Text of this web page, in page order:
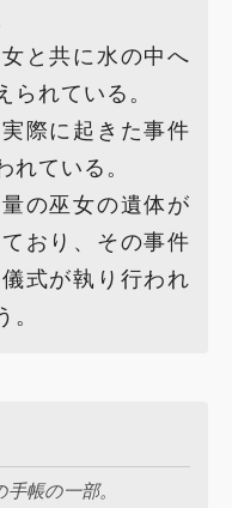
と共に水の中へ
られている。
際に起きた事件
れている。
の巫女の遺体が
おり、その事件
式が執り行われ
。
帳の一部。